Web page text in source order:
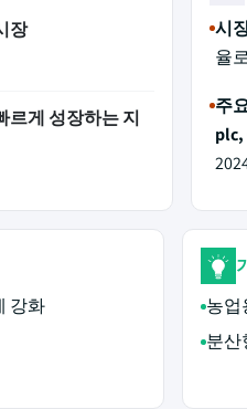
장
르게 성장하는 지
시
율
주
plc,
강화
농업
분산